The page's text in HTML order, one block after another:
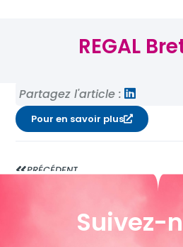
REGAL
Partagez l'article :
Pour en savoir plus
PRÉCÉDENT
Suivez-